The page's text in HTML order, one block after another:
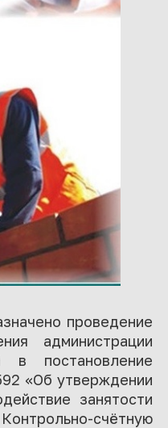
проведение
администрации
в постановление
«Об утверждении
занятости
счётную